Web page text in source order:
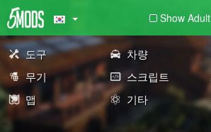
Show Adult
도구 차량
무기
스크립트
맵
기타